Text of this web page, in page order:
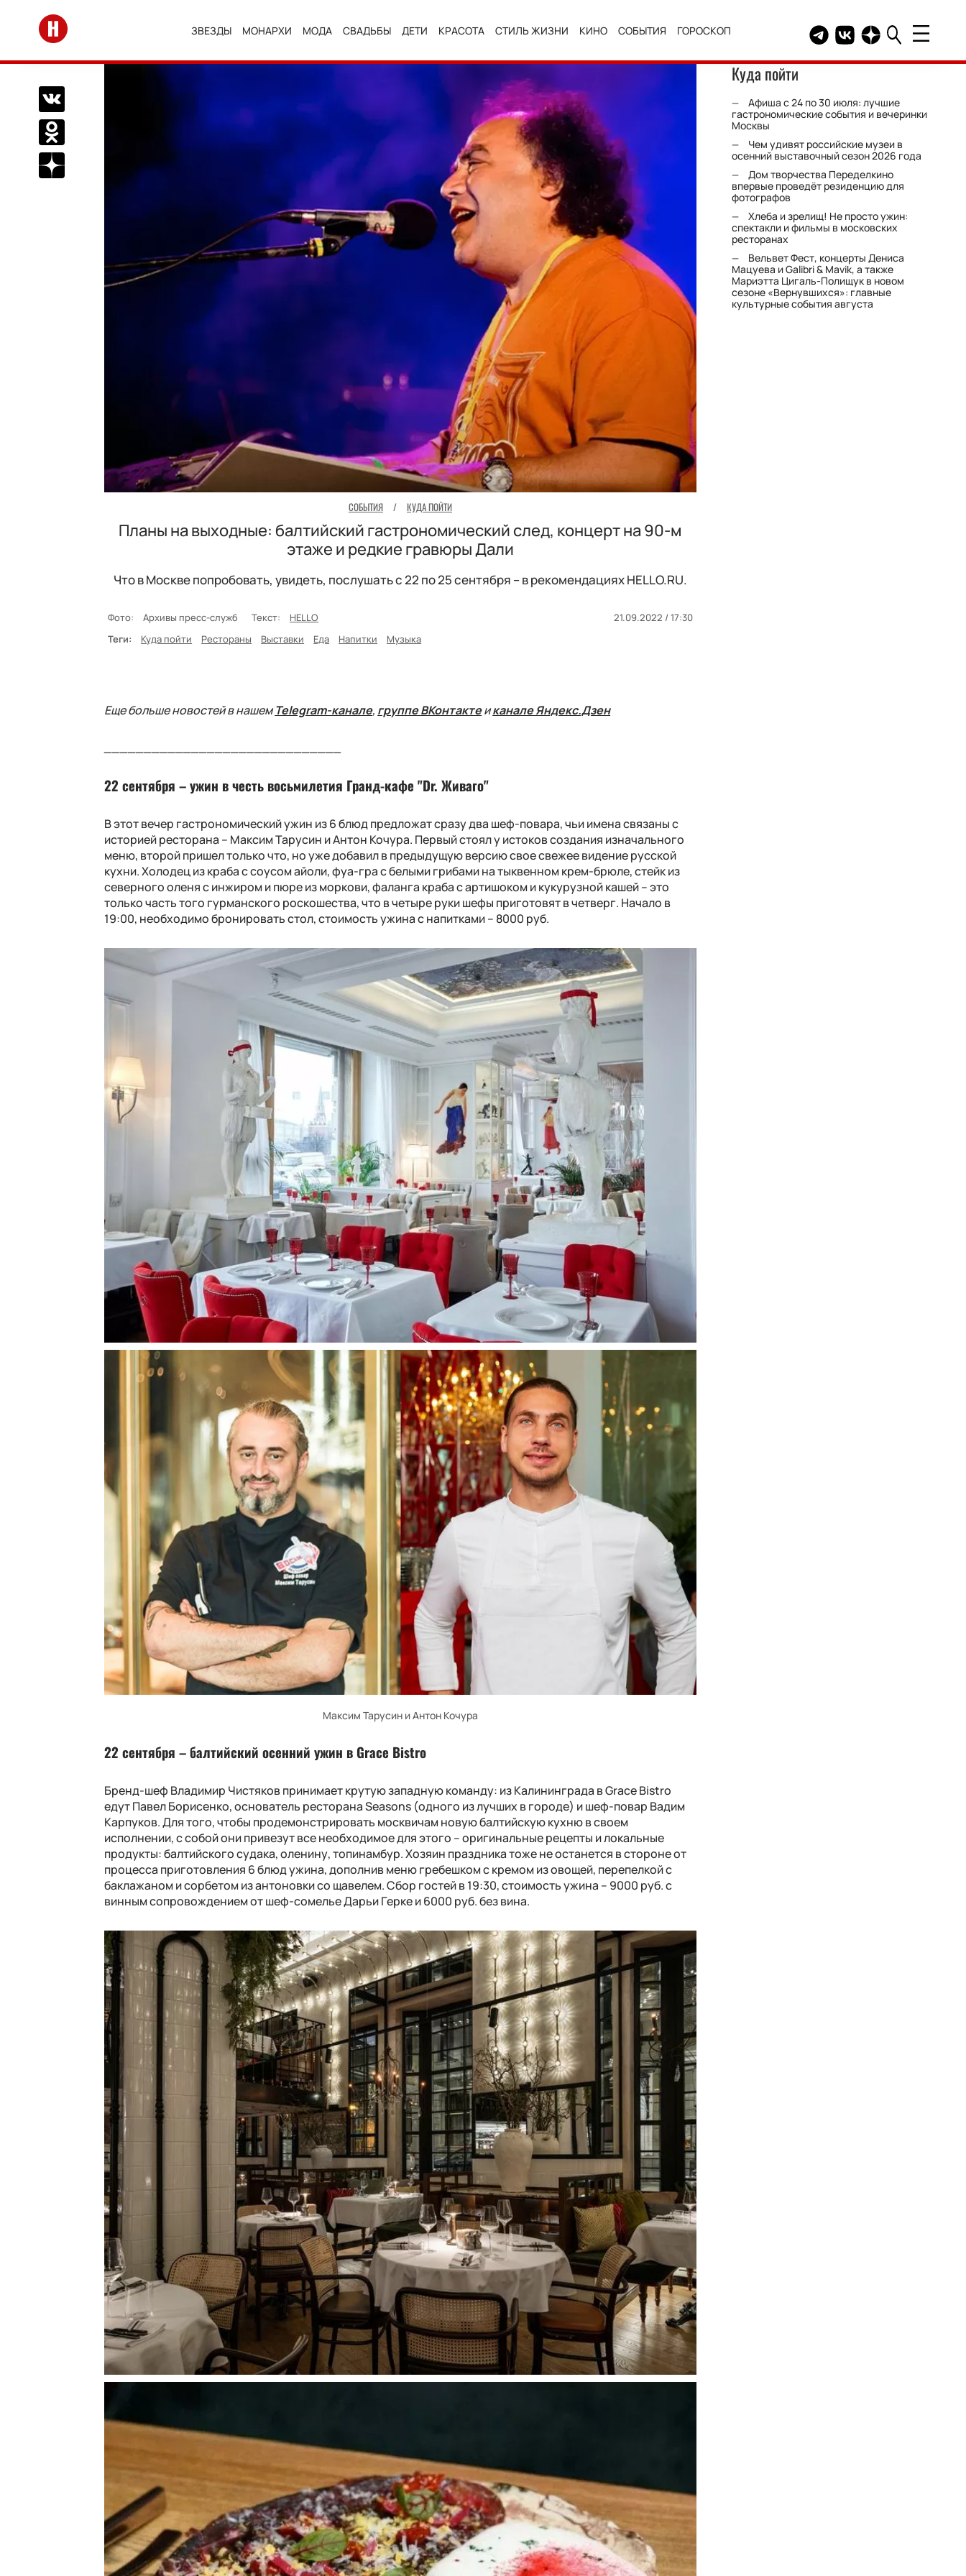
Перейти на главную
ЗВЕЗДЫ МОНАРХИ МОДА СВАДЬБЫ ДЕТИ КРАСОТА СТИЛЬ ЖИЗНИ КИНО СОБЫТИЯ ГОРОСКОП Telegram канал HELLO
Группа HELLO
Канал HELLO в
Поделиться Вконтакте
Поделиться в Одноклассниках
Подписаться на нас в Дзен
СОБЫТИЯ / КУДА ПОЙТИ
Планы на выходные: балтийский гастрономический след, концерт на 90-м
этаже и редкие гравюры Дали
Что в Москве попробовать, увидеть, послушать с 22 по 25 сентября – в рекомендациях HELLO.RU.
Фото: Архивы пресс-служб Текст: HELLO
21.09.2022 / 17:30
Теги:
Куда пойти Рестораны Выставки Еда Напитки Музыка
Еще больше новостей в нашемTelegram-канале, группе ВКонтактеиканале Яндекс.Дзен
22 сeнтября – ужин в честь восьмилетия Гранд-кафе "Dr. Живаго"
В этот вечер гастрономический ужин из 6 блюд предложат сразу два шеф-повара, чьи имена связаны с
историей ресторана – Максим Тарусин и Антон Кочура. Первый стоял у истоков создания изначального
меню, второй пришел только что, но уже добавил в предыдущую версию свое свежее видение русской
кухни. Холодец из краба с соусом айоли, фуа-гра с белыми грибами на тыквенном крем-брюле, стейк из
северного оленя с инжиром и пюре из моркови, фаланга краба с артишоком и кукурузной кашей – это
только часть того гурманского роскошества, что в четыре руки шефы приготовят в четверг. Начало в
19:00, необходимо бронировать стол, стоимость ужина с напитками – 8000 руб.
Максим Тарусин и Антон Кочура
22 сентября – балтийский осенний ужин в Grace Bistro
Бренд-шеф Владимир Чистяков принимает крутую западную команду: из Калининграда в Grace Bistro
едут Павел Борисенко, основатель ресторана Seasons (одного из лучших в городе) и шеф-повар Вадим
Карпуков. Для того, чтобы продемонстрировать москвичам новую балтийскую кухню в своем
исполнении, с собой они привезут все необходимое для этого – оригинальные рецепты и локальные
продукты: балтийского судака, оленину, топинамбур. Хозяин праздника тоже не останется в стороне от
процесса приготовления 6 блюд ужина, дополнив меню гребешком с кремом из овощей, перепелкой с
баклажаном и сорбетом из антоновки со щавелем. Сбор гостей в 19:30, стоимость ужина – 9000 руб. с
винным сопровождением от шеф-сомелье Дарьи Герке и 6000 руб. без вина.
Куда пойти
Афиша с 24 по 30 июля: лучшие
гастрономические события и вечеринки
Москвы
Чем удивят российские музеи в
осенний выставочный сезон 2026 года
Дом творчества Переделкино
впервые проведёт резиденцию для
фотографов
Хлеба и зрелищ! Не просто ужин:
спектакли и фильмы в московских
ресторанах
Вельвет Фест, концерты Дениса
Мацуева и Galibri & Mavik, а также
Мариэтта Цигаль-Полищук в новом
сезоне «Вернувшихся»: главные
культурные события августа